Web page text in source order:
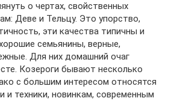
о чертах, свойственных
Деве и Тельцу. Это упорство,
эти качества типичны и
семьянины, верные,
Для них домашний очаг
Козероги бывают несколько
с большим интересом относятся
и техники, новинкам, современным